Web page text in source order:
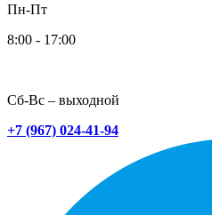
Пн-Пт
8:00 - 17:00
Сб-Вс – выходной
+7 (967) 024-41-94